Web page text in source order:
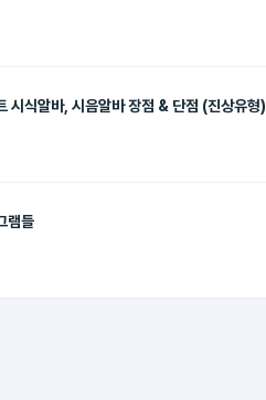
시식알바, 시음알바 장점 & 단점 (진상유형)
램들